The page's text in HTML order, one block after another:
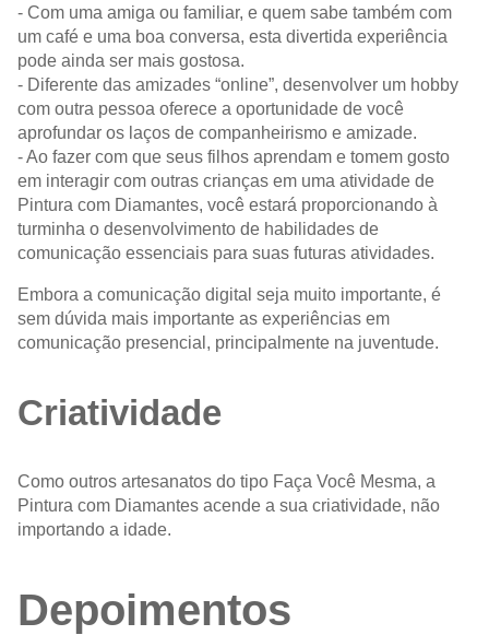
- Com uma amiga ou familiar, e quem sabe também com
um café e uma boa conversa, esta divertida experiência
pode ainda ser mais gostosa.
- Diferente das amizades “online”, desenvolver um hobby
com outra pessoa oferece a oportunidade de você
aprofundar os laços de companheirismo e amizade.
- Ao fazer com que seus filhos aprendam e tomem gosto
em interagir com outras crianças em uma atividade de
Pintura com Diamantes, você estará proporcionando à
turminha o desenvolvimento de habilidades de
comunicação essenciais para suas futuras atividades.
Embora a comunicação digital seja muito importante, é
sem dúvida mais importante as experiências em
comunicação presencial, principalmente na juventude.
Criatividade
Como outros artesanatos do tipo Faça Você Mesma, a
Pintura com Diamantes acende a sua criatividade, não
importando a idade.
Depoimentos